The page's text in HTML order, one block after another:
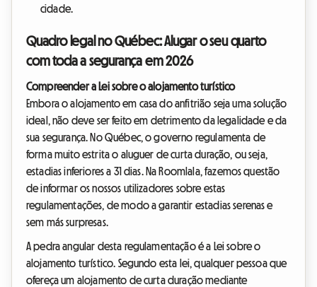
cidade.
Quadro legal no Québec: Alugar o seu quarto
com toda a segurança em 2026
Compreender a Lei sobre o alojamento turístico
Embora o alojamento em casa do anfitrião seja uma solução
ideal, não deve ser feito em detrimento da legalidade e da
sua segurança. No Québec, o governo regulamenta de
forma muito estrita o aluguer de curta duração, ou seja,
estadias inferiores a 31 dias. Na Roomlala, fazemos questão
de informar os nossos utilizadores sobre estas
regulamentações, de modo a garantir estadias serenas e
sem más surpresas.
A pedra angular desta regulamentação é a Lei sobre o
alojamento turístico. Segundo esta lei, qualquer pessoa que
ofereça um alojamento de curta duração mediante